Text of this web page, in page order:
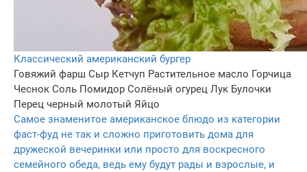
Классический американский бургер
Говяжий фарш Сыр Кетчуп Растительное масло Горчица
Чеснок Соль Помидор Солёный огурец Лук Булочки
Перец черный молотый Яйцо
Самое знаменитое американское блюдо из категории
фаст-фуд не так и сложно приготовить дома для
дружеской вечеринки или просто для воскресного
семейного обеда, ведь ему будут рады и взрослые, и